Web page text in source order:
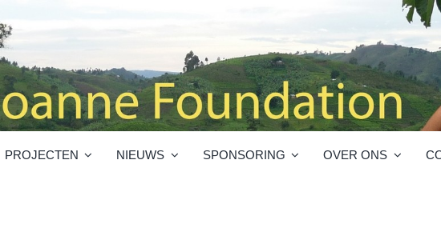
PROJECTEN NIEUWS SPONSORING OVER ONS